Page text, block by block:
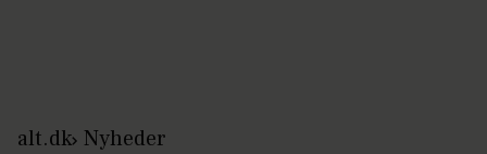
alt.dk Nyheder